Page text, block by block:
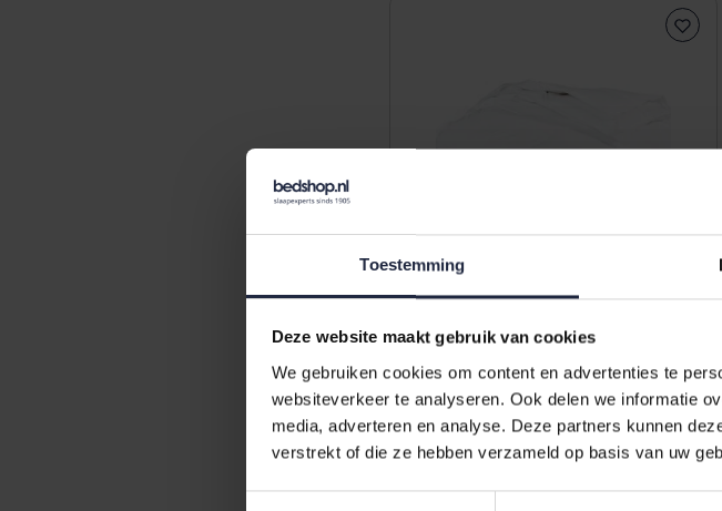
Toestemming
Deze website maakt gebruik van cookies
We gebruiken cookies om content en advertenties te
websiteverkeer te analyseren. Ook delen we informatie
media, adverteren en analyse. Deze partners kunnen
verstrekt of die ze hebben verzameld op basis van uw
Donsdekbed White Pearl 4-
seizoenen 200x200
829,00